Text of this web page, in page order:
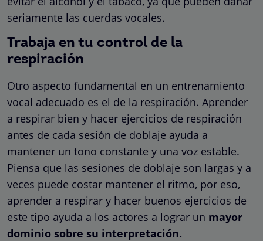
seriamente las cuerdas vocales.
Trabaja en tu control de la
respiración
Otro aspecto fundamental en un entrenamiento
vocal adecuado es el de la respiración. Aprender
a respirar bien y hacer ejercicios de respiración
antes de cada sesión de doblaje ayuda a
mantener un tono constante y una voz estable.
Piensa que las sesiones de doblaje son largas y a
veces puede costar mantener el ritmo, por eso,
aprender a respirar y hacer buenos ejercicios de
este tipo ayuda a los actores a lograr un mayor
dominio sobre su interpretación.